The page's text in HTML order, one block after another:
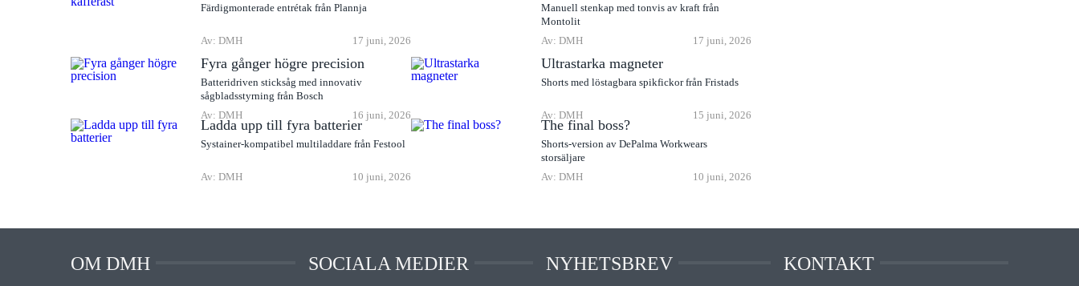
Färdigmonterade entrétak från Plannja
Av: DMH 17 juni, 2026
Manuell stenkap med tonvis av kraft från
Montolit
Av: DMH
17 juni, 2026
Fyra gånger högre precision
Batteridriven sticksåg med innovativ
sågbladsstyrning från Bosch
Av: DMH
16 juni, 2026
Ultrastarka magneter
Shorts med löstagbara spikfickor från Fristads
Av: DMH 15 juni, 2026
Ladda upp till fyra batterier
Systainer-kompatibel multiladdare från Festool
Av: DMH 10 juni, 2026
The final boss?
Shorts-version av DePalma Workwears
storsäljare
Av: DMH
10 juni, 2026
OM DMH SOCIALA MEDIER NYHETSBREV KONTAKT